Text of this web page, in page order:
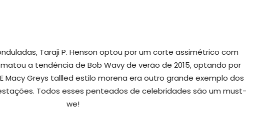
Taraji P. Henson optou por um corte assimétrico com
a tendência de Bob Wavy de verão de 2015, optando por
Macy Greys tallled estilo morena era outro grande exemplo dos
Todos esses penteados de celebridades são um must-
we!